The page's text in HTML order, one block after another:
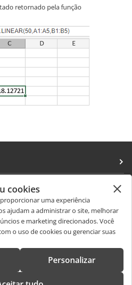
retornado pela função
cookies
uma experiência
ajudam a administrar o site, melhorar
e marketing direcionados. Você
o uso de cookies ou gerenciar suas
Personalizar